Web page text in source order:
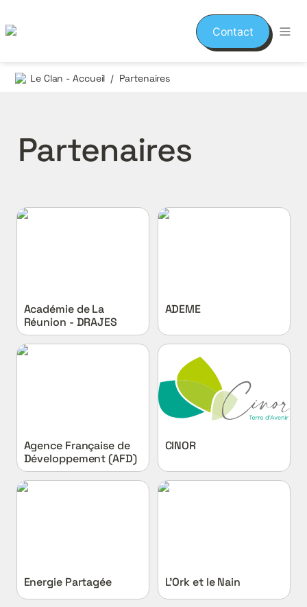
Contact
Le Clan - Accueil / Partenaires
Partenaires
Académie de La Réunion
Académie de La
Réunion - DRAJES
ADEME
ADEME
Agence Française de
Agence Française de
Développement (AFD)
CINOR
CINOR
Energie Partagée
Energie Partagée
L’Ork et le Nain
L’Ork et le Nain